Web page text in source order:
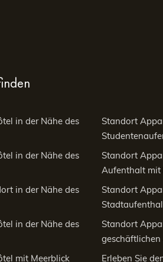
in der Nähe des
in der Nähe des
in der Nähe des
in der Nähe des
mit Meerblick
Standort
Standort
Aufenthalt mit
Standort
Standort
Erleben Sie